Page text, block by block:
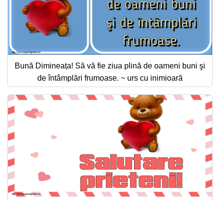
Bună Dimineața! Să vă fie ziua plină de oameni buni şi
de întâmplări frumoase. ~ urs cu inimioară